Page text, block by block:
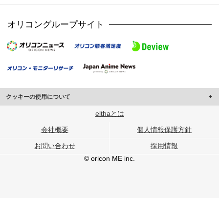
オリコングループサイト
クッキーの使用について
このサイトでは Cookie を使用して、ユーザーに合わせたコンテンツや広告の
行っています。
メディアや広告配信、データ解析の各パートナーに提供しています。
ユーザーが各パートナーのサービスを使用したときに収集した他の情報を組み
elthaとは
会社概要 個人情報保護方針
お問い合わせ
採用情報
© oricon ME inc.